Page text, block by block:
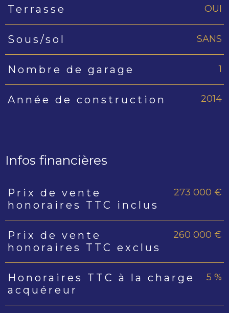
Terrasse OUI
Sous/sol SANS
Nombre de garage 1
Année de construction 2014
Infos financières
Caractéristiques Valeurs
Prix de vente
honoraires TTC inclus
273 000 €
Prix de vente
honoraires TTC exclus
260 000 €
Honoraires TTC à la charge
acquéreur
5 %